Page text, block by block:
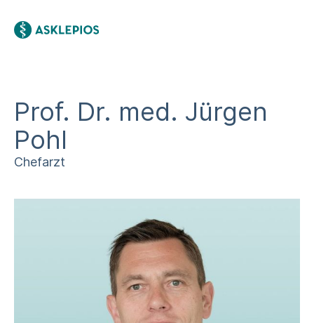
Prof. Dr. med. Jürgen
Pohl
Chefarzt